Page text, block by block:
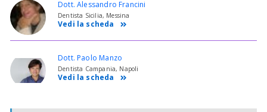
Dott. Alessandro Francini
Dentista Sicilia, Messina
Vedi la scheda
Dott. Paolo Manzo
Dentista Campania, Napoli
Vedi la scheda